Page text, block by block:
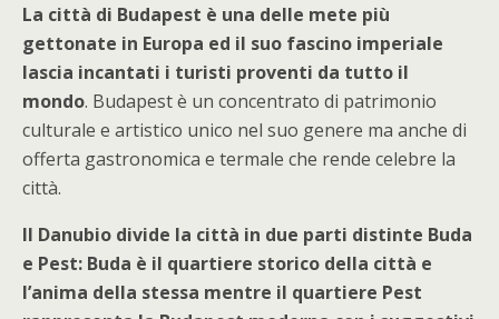
La città di Budapest è una delle mete più
gettonate in Europa ed il suo fascino imperiale
lascia incantati i turisti proventi da tutto il
mondo. Budapest è un concentrato di patrimonio
culturale e artistico unico nel suo genere ma anche di
offerta gastronomica e termale che rende celebre la
città.
Il Danubio divide la città in due parti distinte Buda
e Pest: Buda è il quartiere storico della città e
l’anima della stessa mentre il quartiere Pest